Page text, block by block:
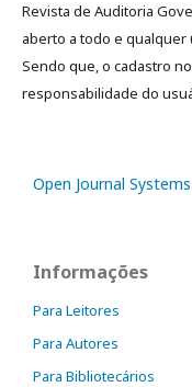
Revista de Auditoria
aberto a todo e
Sendo que, o cadastro
responsabilidade do
Open Journal Systems
Informações
Para Leitores
Para Autores
Para Bibliotecários